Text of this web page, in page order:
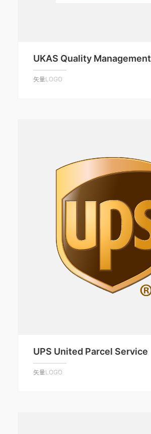
UKAS Quality Management
矢量LOGO
UPS United Parcel Service
矢量LOGO